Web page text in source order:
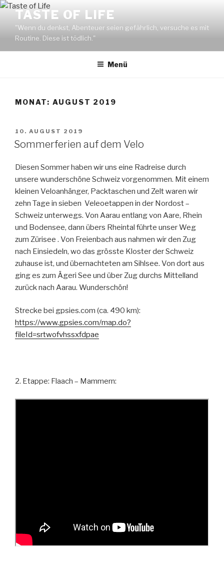
Zum
Inhalt
springen
TASTE OF LIFE
"Wenn du denkst, Abenteuer seien gefährlich, versuche es mit
Routine. Diese ist tödlich."
Menü
MONAT: AUGUST 2019
VERÖFFENTLICHT
AM
10. AUGUST 2019
Sommerferien auf dem Velo
Diesen Sommer haben wir uns eine Radreise durch
unsere wunderschöne Schweiz vorgenommen. Mit einem
kleinen Veloanhänger, Packtaschen und Zelt waren wir
zehn Tage in sieben Veleoetappen in der Nordost –
Schweiz unterwegs. Von Aarau entlang von Aare, Rhein
und Bodensee, dann übers Rheintal führte unser Weg
zum Zürisee . Von Freienbach aus nahmen wir den Zug
nach Einsiedeln, wo das grösste Kloster der Schweiz
zuhause ist, und übernachteten am Sihlsee. Von dort aus
ging es zum Ägeri See und über Zug durchs Mittelland
zurück nach Aarau. Wunderschön!
Strecke bei gpsies.com (ca. 490 km):
https://www.gpsies.com/map.do?
fileId=srtwofvhssxfdpae
2. Etappe: Flaach – Mammern: